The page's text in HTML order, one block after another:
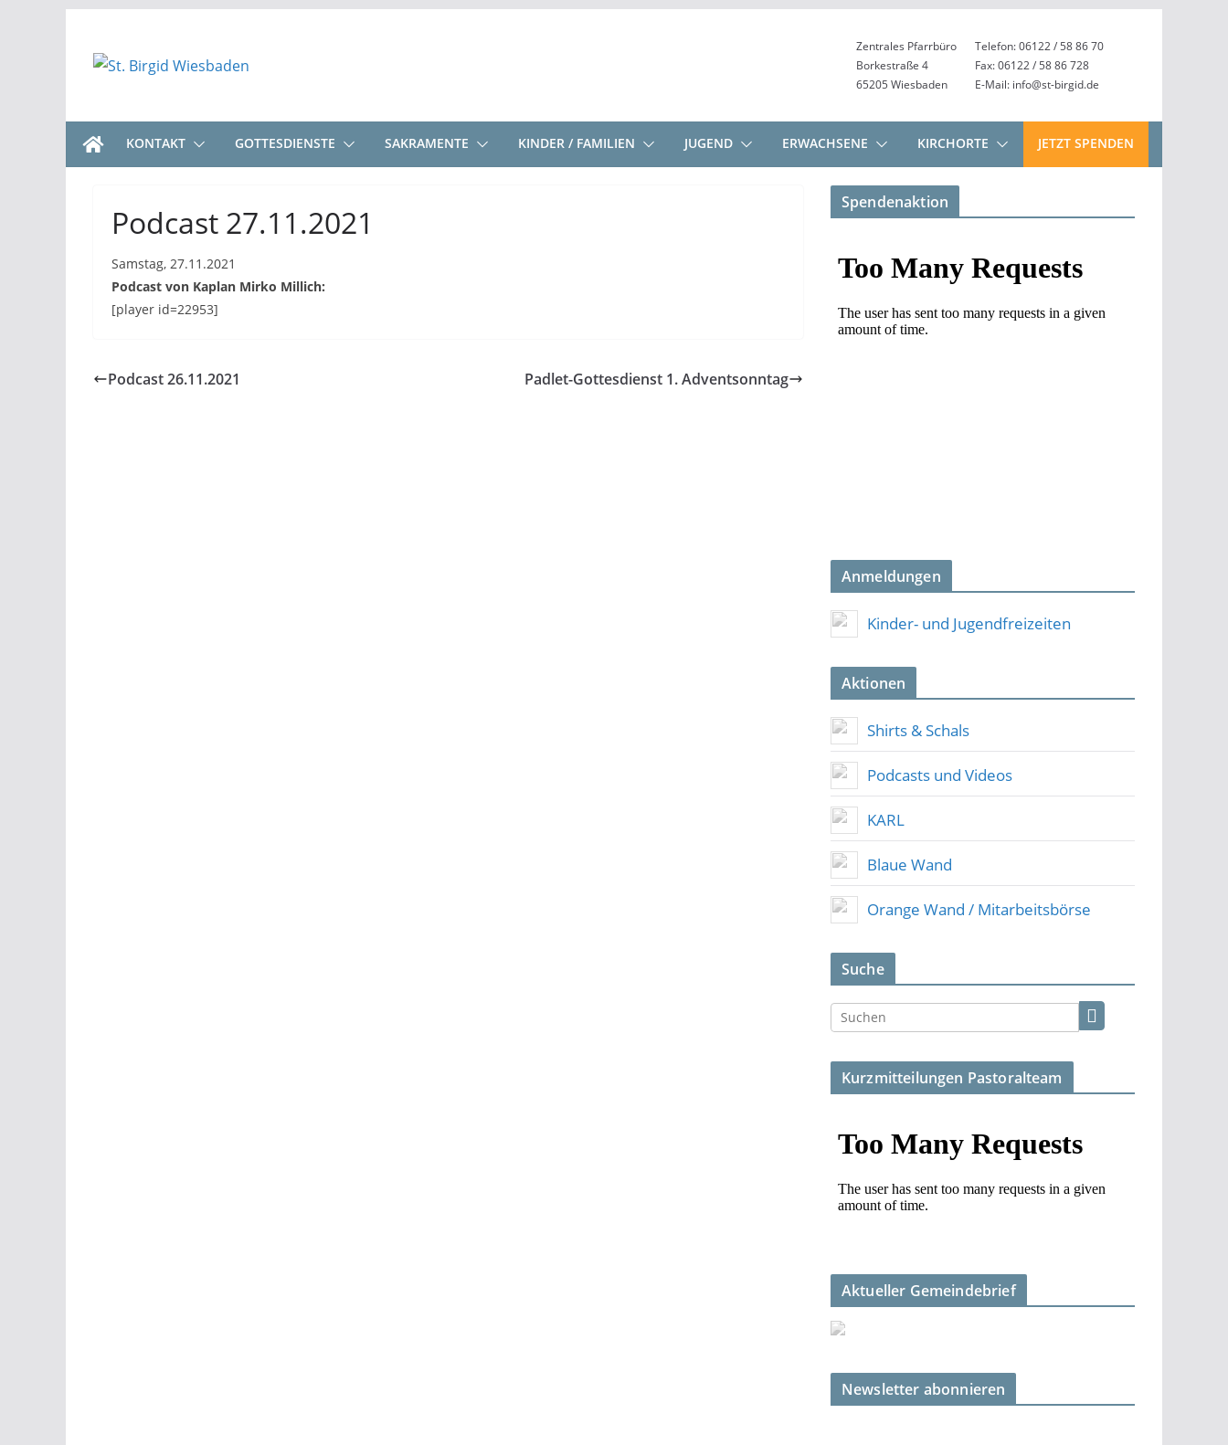
springen
Zentrales Pfarrbüro
Borkestraße 4
65205 Wiesbaden
Telefon: 06122 / 58 86 70
Fax: 06122 / 58 86 728
E-Mail: info@st-birgid.de
KONTAKT GOTTESDIENSTE SAKRAMENTE KINDER / FAMILIEN JUGEND ERWACHSENE KIRCHORTE JETZT SPENDEN
Podcast 27.11.2021
Samstag, 27.11.2021
Podcast von Kaplan Mirko Millich:
[player id=22953]
Podcast 26.11.2021 Padlet-Gottesdienst 1. Adventsonntag
Spendenaktion
Anmeldungen
Kinder- und Jugendfreizeiten
Aktionen
Shirts & Schals
Podcasts und Videos
KARL
Blaue Wand
Orange Wand / Mitarbeitsbörse
Suche
Kurzmitteilungen Pastoralteam
Aktueller Gemeindebrief
Newsletter abonnieren